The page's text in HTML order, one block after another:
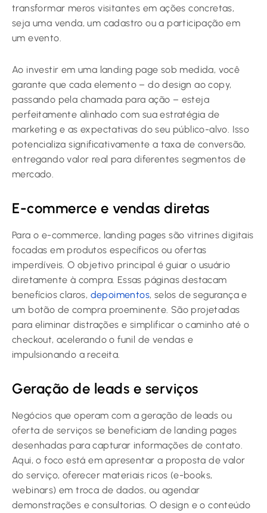
transformar meros visitantes em ações concretas,
seja uma venda, um cadastro ou a participação em
um evento.
Ao investir em uma landing page sob medida, você
garante que cada elemento – do design ao copy,
passando pela chamada para ação – esteja
perfeitamente alinhado com sua estratégia de
marketing e as expectativas do seu público-alvo. Isso
potencializa significativamente a taxa de conversão,
entregando valor real para diferentes segmentos de
mercado.
E-commerce e vendas diretas
Para o e-commerce, landing pages são vitrines digitais
focadas em produtos específicos ou ofertas
imperdíveis. O objetivo principal é guiar o usuário
diretamente à compra. Essas páginas destacam
benefícios claros, depoimentos, selos de segurança e
um botão de compra proeminente. São projetadas
para eliminar distrações e simplificar o caminho até o
checkout, acelerando o funil de vendas e
impulsionando a receita.
Geração de leads e serviços
Negócios que operam com a geração de leads ou
oferta de serviços se beneficiam de landing pages
desenhadas para capturar informações de contato.
Aqui, o foco está em apresentar a proposta de valor
do serviço, oferecer materiais ricos (e-books,
webinars) em troca de dados, ou agendar
demonstrações e consultorias. O design e o conteúdo